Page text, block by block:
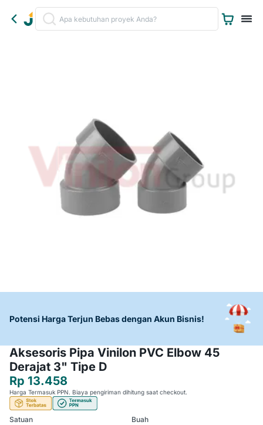
Potensi Harga Terjun Bebas dengan Akun Bisnis!
Aksesoris Pipa Vinilon PVC Elbow 45
Derajat 3" Tipe D
Rp 13.458
Harga Termasuk PPN. Biaya pengiriman dihitung saat checkout.
Satuan Buah